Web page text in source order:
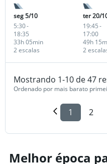
seg 5/10
5:30-
18:35
2 escalas
33h 05min
ter 20/
19:45-
17:00
2
49h
Mostrando 1-10 de 47
Ordenado por mais barato
1 2
Melhor época